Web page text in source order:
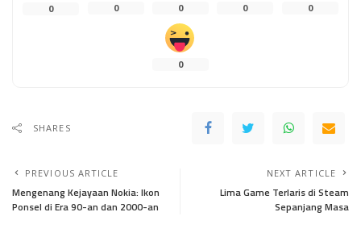
0 0 0 0 0
0
SHARES
PREVIOUS ARTICLE
Mengenang Kejayaan Nokia: Ikon
Ponsel di Era 90-an dan 2000-an
NEXT ARTICLE
Lima Game Terlaris di Steam
Sepanjang Masa